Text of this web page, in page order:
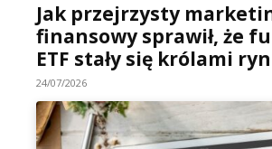
Jak przejrzysty
finansowy sprawił, że
ETF stały się królami
24/07/2026